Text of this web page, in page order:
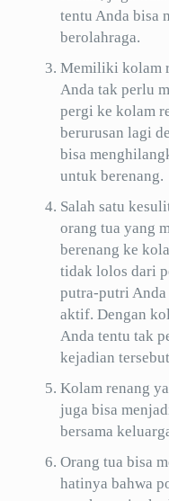
tentu Anda bisa
berolahraga.
Memiliki kolam
Anda tak perlu
pergi ke kolam
berurusan lagi
bisa
untuk berenang.
Salah satu
orang tua yang
berenang ke
tidak lolos dari
putra-putri
aktif. Dengan
Anda tentu tak
kejadian
Kolam renang
juga bisa
bersama
Orang tua bisa
hatinya bahwa